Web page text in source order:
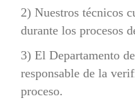
2) Nuestros técnicos
durante los procesos
3) El Departamento
responsable de la
proceso.